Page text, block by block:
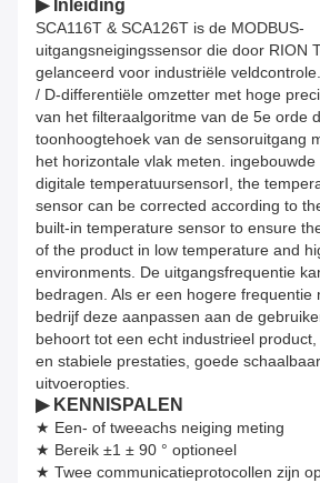
▶ Inleiding
SCA116T & SCA126T is de MODBUS-
uitgangsneigingssensor die door RION
gelanceerd voor industriële
/ D-differentiële omzetter met hoge
van het filteraalgoritme van de 5e orde
toonhoogtehoek van de sensoruitgang
het horizontale vlak meten.
digitale temperatuursensorI, the
sensor can be corrected according to
built-in temperature sensor to ensure
of the product in low temperature and
environments. De uitgangsfrequentie
bedragen. Als er een hogere frequentie
bedrijf deze aanpassen aan de
behoort tot een echt industrieel
en stabiele prestaties, goede
uitvoeropties.
▶ KENNISPALEN
★ Een- of tweeachs neiging meting
★ Bereik ±1 ± 90 ° optioneel
★ Twee communicatieprotocollen zijn